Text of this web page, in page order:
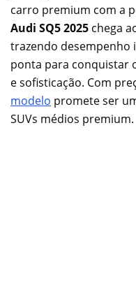
carro premium com a
Audi SQ5 2025 chega
trazendo desempenho
ponta para conquistar
e sofisticação. Com
modelo promete ser
SUVs médios premium.